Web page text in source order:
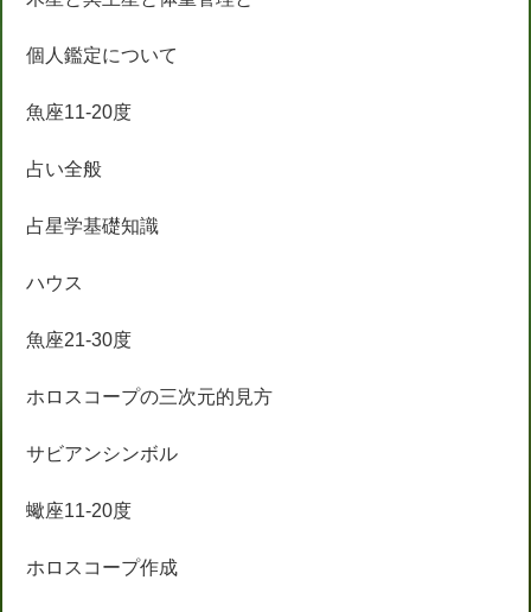
個人鑑定について
魚座11-20度
占い全般
占星学基礎知識
ハウス
魚座21-30度
ホロスコープの三次元的見方
サビアンシンボル
蠍座11-20度
ホロスコープ作成